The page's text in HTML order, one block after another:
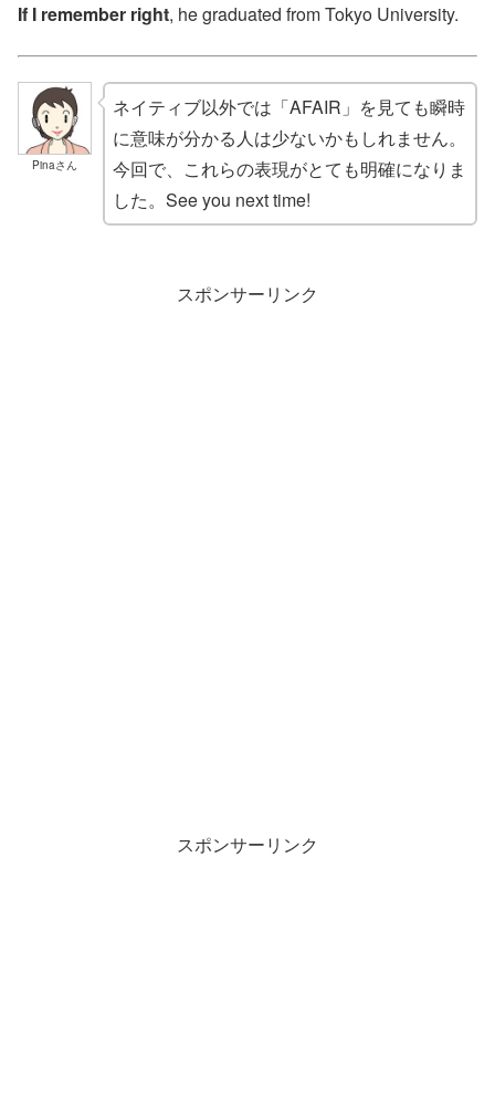
If I remember right, he graduated from Tokyo University.
Pinaさん
ネイティブ以外では「AFAIR」を見ても瞬時
に意味が分かる人は少ないかもしれません。
今回で、これらの表現がとても明確になりま
した。See you next time!
スポンサーリンク
スポンサーリンク